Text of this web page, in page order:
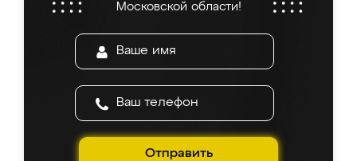
Московской области!
Отправить